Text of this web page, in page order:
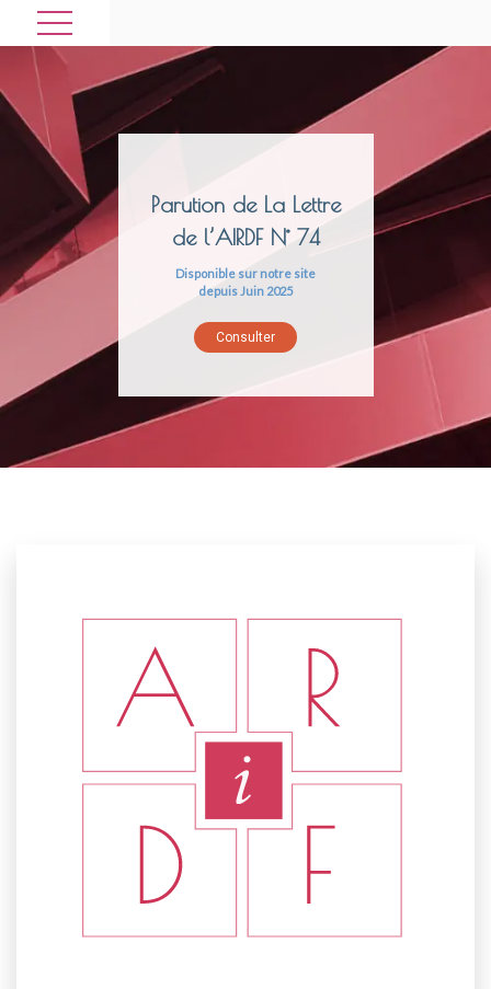
Parution de La Lettre
de l’AIRDF N° 74
Disponible sur notre site
depuis Juin 2025
Consulter